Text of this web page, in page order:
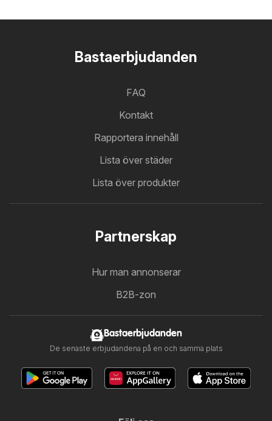
Bastaerbjudanden
FAQ
Kontakt
Rapportera innehåll
Lista över städer
Lista över produkter
Partnerskap
Hur man annonserar
B2B-zon
Bastaerbjudanden
De senaste erbjudandena på en och samma plats